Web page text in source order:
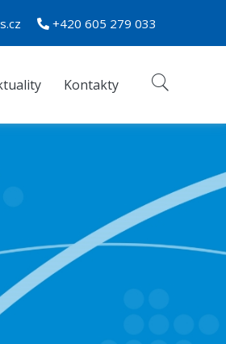
+420 605 279 033
Kontakty